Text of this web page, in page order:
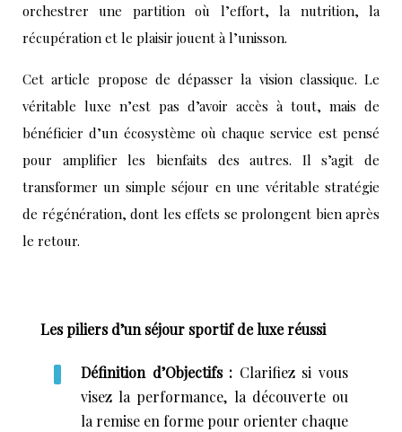
orchestrer une partition où l’effort, la nutrition, la
récupération et le plaisir jouent à l’unisson.
Cet article propose de dépasser la vision classique. Le
véritable luxe n’est pas d’avoir accès à tout, mais de
bénéficier d’un écosystème où chaque service est pensé
pour amplifier les bienfaits des autres. Il s’agit de
transformer un simple séjour en une véritable stratégie
de régénération, dont les effets se prolongent bien après
le retour.
Les piliers d’un séjour sportif de luxe réussi
Définition d’Objectifs : Clarifiez si vous
visez la performance, la découverte ou
la remise en forme pour orienter chaque